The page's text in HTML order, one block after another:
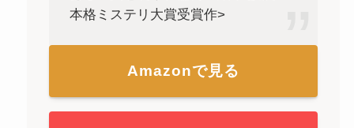
本格ミステリ大賞受賞作>
Amazonで見る